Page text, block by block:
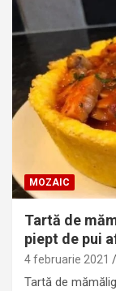
MOZAIC
Tartă de
piept de pui
4 februarie 2021
Tartă de